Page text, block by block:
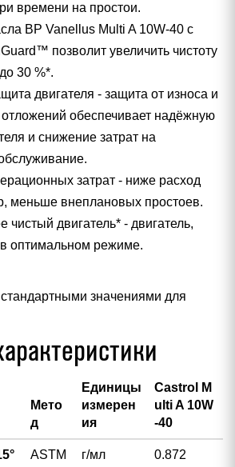
времени на простои.
BP Vanellus Multi A 10W-40 с
позволит увеличить чистоту
30 %*.
двигателя - защита от износа и
обеспечивает надёжную
и снижение затрат на
затрат - ниже расход
меньше внеплановых простоев.
чистый двигатель* - двигатель,
оптимальном режиме.
значениями для
Мето
д
Единицы
измерен
ия
Castrol M
ulti A 10W
-40
ASTM
г/мл 0.872